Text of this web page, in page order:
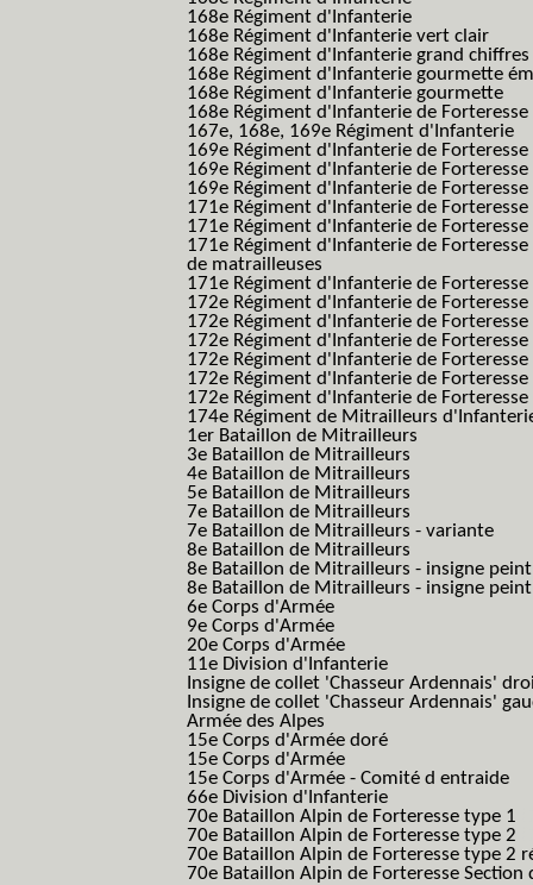
168e Régiment d'Infanterie
168e Régiment d'Infanterie vert clair
168e Régiment d'Infanterie grand chiffres
168e Régiment d'Infanterie gourmette
168e Régiment d'Infanterie gourmette
168e Régiment d'Infanterie de Forteresse
167e, 168e, 169e Régiment d'Infanterie
169e Régiment d'Infanterie de Forteresse
169e Régiment d'Infanterie de
169e Régiment d'Infanterie de
171e Régiment d'Infanterie de Forteresse
171e Régiment d'Infanterie de
171e Régiment d'Infanterie de
de matrailleuses
171e Régiment d'Infanterie de
172e Régiment d'Infanterie de Forteresse
172e Régiment d'Infanterie de Forteresse
172e Régiment d'Infanterie de
172e Régiment d'Infanterie de
172e Régiment d'Infanterie de
172e Régiment d'Infanterie de
174e Régiment de Mitrailleurs
1er Bataillon de Mitrailleurs
3e Bataillon de Mitrailleurs
4e Bataillon de Mitrailleurs
5e Bataillon de Mitrailleurs
7e Bataillon de Mitrailleurs
7e Bataillon de Mitrailleurs - variante
8e Bataillon de Mitrailleurs
8e Bataillon de Mitrailleurs - insigne peint
8e Bataillon de Mitrailleurs - insigne
6e Corps d'Armée
9e Corps d'Armée
20e Corps d'Armée
11e Division d'Infanterie
Insigne de collet 'Chasseur Ardennais'
Insigne de collet 'Chasseur Ardennais'
Armée des Alpes
15e Corps d'Armée doré
15e Corps d'Armée
15e Corps d'Armée - Comité d entraide
66e Division d'Infanterie
70e Bataillon Alpin de Forteresse type 1
70e Bataillon Alpin de Forteresse type 2
70e Bataillon Alpin de Forteresse type 2
70e Bataillon Alpin de Forteresse